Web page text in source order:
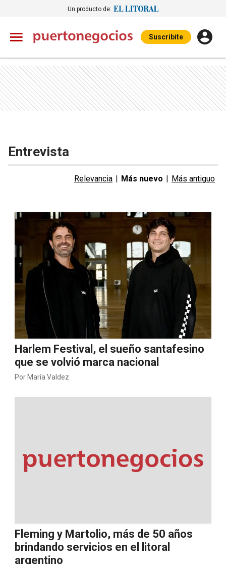
Un producto de:
Suscribite
Entrevista
Relevancia | Más nuevo | Más antiguo
Harlem Festival, el sueño santafesino
que se volvió marca nacional
Por María Valdez
Fleming y Martolio, más de 50 años
brindando servicios en el litoral
argentino